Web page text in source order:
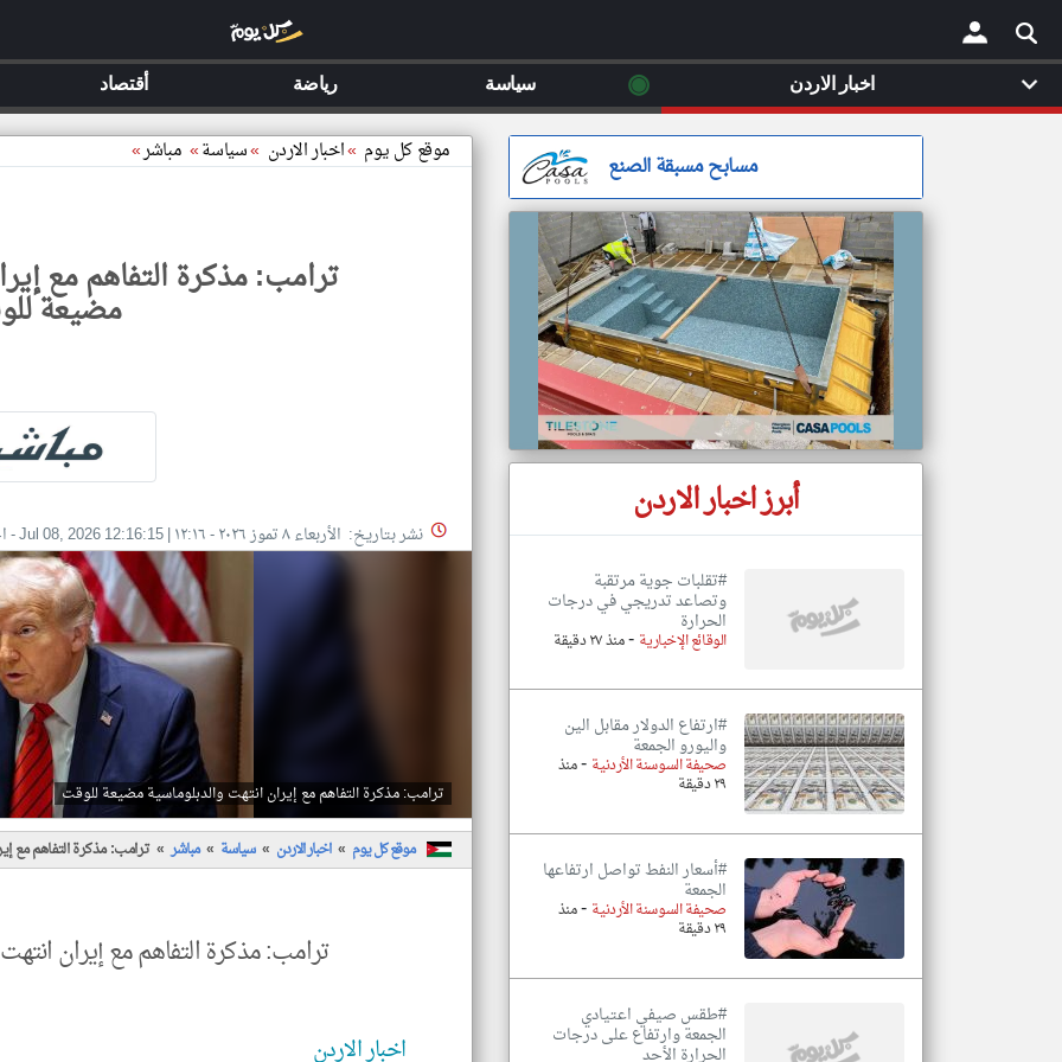
× موقع كل يوم »اخبار الاردن »سياسة» مباشر»
ترامب: مذكرة التفاهم مع
مضيعة
نشر بتاريخ: الأربعاء ٨ تموز ٢٠٢٦ - ١٢:١٦ |
Jul 08, 2026 12:16:15
-
ترامب: مذكرة التفاهم مع إيران انتهت والدبلوماسية مضيعة للوقت
موقع كل يوم اخبار الاردن سياسة مباشر ترامب: مذكرة التفاهم مع
ترامب: مذكرة التفاهم مع إيران
اخبار الاردن
مسابح مسبقة الصنع
أبرز اخبار الاردن
#تقلبات جوية مرتقبة
وتصاعد تدريجي في درجات
الحرارة
الوقائع الإخبارية -منذ ٢٧ دقيقة
#ارتفاع الدولار مقابل الين
واليورو الجمعة
صحيفة السوسنة الأردنية -منذ
٢٩ دقيقة
#أسعار النفط تواصل ارتفاعها
الجمعة
صحيفة السوسنة الأردنية -منذ
٢٩ دقيقة
#طقس صيفي اعتيادي
الجمعة وارتفاع على درجات
الحرارة الأحد
اخبار الاردن ◉ سياسة رياضة أقتصاد